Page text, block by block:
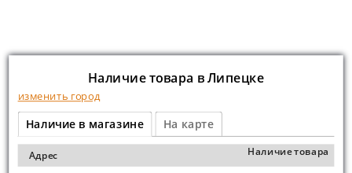
Наличие товара в Липецке
изменить город
Наличие в магазине На карте
Адрес Наличие товара